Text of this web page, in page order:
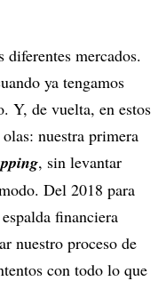
mercados.
ya tengamos
Y, de vuelta, en estos
nuestra primera
, sin levantar
Del 2018 para
financiera
nuestro proceso de
con todo lo que